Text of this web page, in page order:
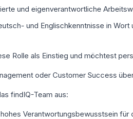
und eigenverantwortliche
und Englischkenntnisse in
Rolle als Einstieg und möchtest
oder Customer Success
findIQ-Team aus:
Verantwortungsbewusstsein